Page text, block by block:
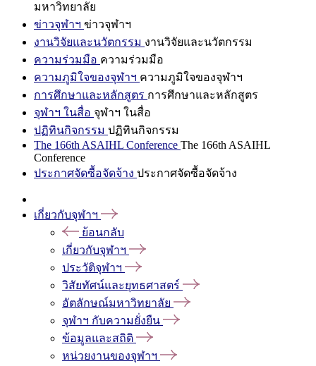
มหาวิทยาลัย
ข่าวจุฬาฯ ข่าวจุฬาฯ
งานวิจัยและนวัตกรรม งานวิจัยและนวัตกรรม
ความร่วมมือ ความร่วมมือ
ความภูมิใจของจุฬาฯ ความภูมิใจของจุฬาฯ
การศึกษาและหลักสูตร การศึกษาและหลักสูตร
จุฬาฯ ในสื่อ จุฬาฯ ในสื่อ
ปฏิทินกิจกรรม ปฏิทินกิจกรรม
The 166th ASAIHL Conference The 166th ASAIHL
Conference
ประกาศจัดซื้อจัดจ้าง ประกาศจัดซื้อจัดจ้าง
เกี่ยวกับจุฬาฯ
ย้อนกลับ
เกี่ยวกับจุฬาฯ
ประวัติจุฬาฯ
วิสัยทัศน์และยุทธศาสตร์
อัตลักษณ์มหาวิทยาลัย
จุฬาฯ กับความยั่งยืน
ข้อมูลและสถิติ
หน่วยงานของจุฬาฯ